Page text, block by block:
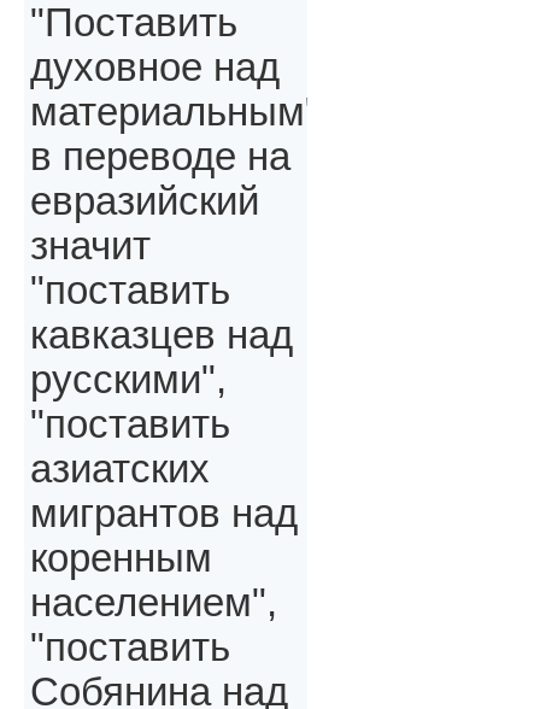
"Поставить
духовное над
материальным"
в переводе на
евразийский
значит
"поставить
кавказцев над
русскими",
"поставить
азиатских
мигрантов над
коренным
населением",
"поставить
Собянина над